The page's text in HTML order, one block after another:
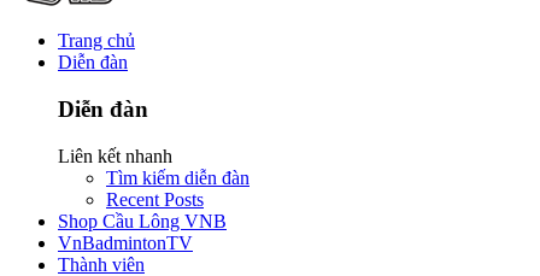
Trang chủ
Diễn đàn
Diễn đàn
Liên kết nhanh
Tìm kiếm diễn đàn
Recent Posts
Shop Cầu Lông VNB
VnBadmintonTV
Thành viên